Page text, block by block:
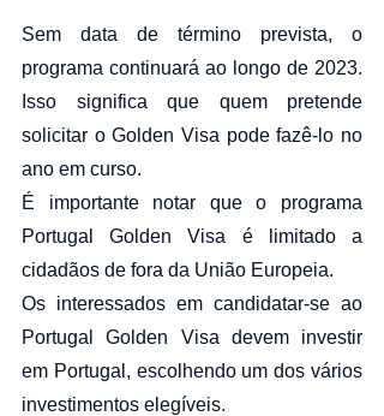
Sem data de término prevista, o
programa continuará ao longo de 2023.
Isso significa que quem pretende
solicitar o Golden Visa pode fazê-lo no
ano em curso.
É importante notar que o programa
Portugal Golden Visa é limitado a
cidadãos de fora da União Europeia.
Os interessados em candidatar-se ao
Portugal Golden Visa devem investir
em Portugal, escolhendo um dos vários
investimentos elegíveis.